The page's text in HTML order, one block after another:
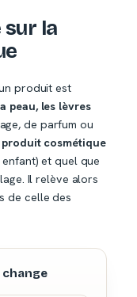
la
produit est
peau, les lèvres
de parfum ou
produit cosmétique
et quel que
Il relève alors
de celle des
change